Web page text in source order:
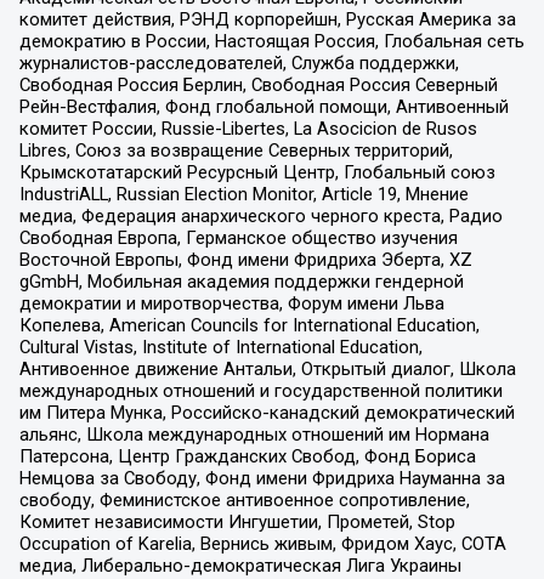
комитет действия, РЭНД корпорейшн, Русская Америка за
демократию в России, Настоящая Россия, Глобальная сеть
журналистов-расследователей, Служба поддержки,
Свободная Россия Берлин, Свободная Россия Северный
Рейн-Вестфалия, Фонд глобальной помощи, Антивоенный
комитет России, Russie-Libertes, La Asocicion de Rusos
Libres, Союз за возвращение Северных территорий,
Крымскотатарский Ресурсный Центр, Глобальный союз
IndustriALL, Russian Election Monitor, Article 19, Мнение
медиа, Федерация анархического черного креста, Радио
Свободная Европа, Германское общество изучения
Восточной Европы, Фонд имени Фридриха Эберта, XZ
gGmbH, Мобильная академия поддержки гендерной
демократии и миротворчества, Форум имени Льва
Копелева, American Councils for International Education,
Cultural Vistas, Institute of International Education,
Антивоенное движение Антальи, Открытый диалог, Школа
международных отношений и государственной политики
им Питера Мунка, Российско-канадский демократический
альянс, Школа международных отношений им Нормана
Патерсона, Центр Гражданских Свобод, Фонд Бориса
Немцова за Свободу, Фонд имени Фридриха Науманна за
свободу, Феминистское антивоенное сопротивление,
Комитет независимости Ингушетии, Прометей, Stop
Occupation of Karelia, Вернись живым, Фридом Хаус, СОТА
медиа, Либерально-демократическая Лига Украины